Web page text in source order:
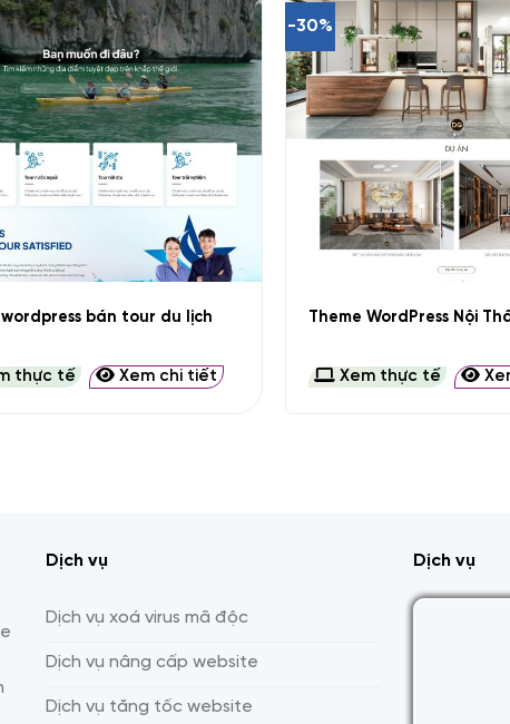
wordpress bán tour du lịch
thực tế Xem chi tiết
-30%
Theme WordPress Nội
Xem thực tế
Dịch vụ
Dịch vụ xoá virus mã độc
Dịch vụ nâng cấp website
Dịch vụ tăng tốc website
Dịch vụ